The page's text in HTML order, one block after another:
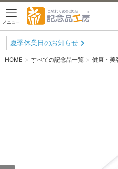
メニュー
夏季休業日のお知らせ
HOME すべての記念品一覧 健康・美